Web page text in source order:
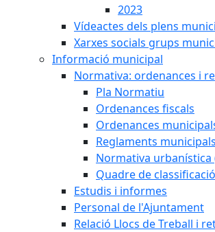
2023
Vídeactes dels plens
Xarxes socials grups
Informació municipal
Normativa: ordenances i
Pla Normatiu
Ordenances fiscals
Ordenances
Reglaments municipals
Normativa urbanística
Quadre de
Estudis i informes
Personal de l'Ajuntament
Relació Llocs de Treball i